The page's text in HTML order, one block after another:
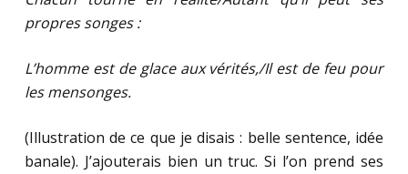
propres songes :
L’homme est de glace aux vérités,/Il est de feu pour
les mensonges.
(Illustration de ce que je disais : belle sentence, idée
banale). J’ajouterais bien un truc. Si l’on prend ses